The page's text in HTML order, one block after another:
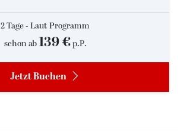
2 Tage - Laut Programm
schon ab 139 €p.P.
Jetzt Buchen